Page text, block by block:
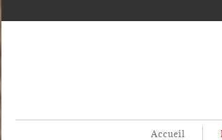
Accueil